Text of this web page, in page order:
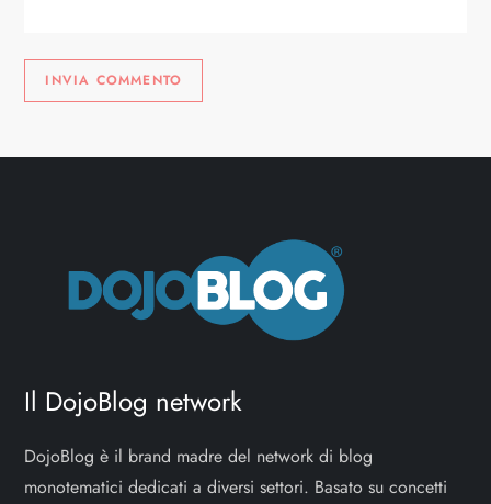
Il DojoBlog network
DojoBlog è il brand madre del network di blog
monotematici dedicati a diversi settori. Basato su concetti